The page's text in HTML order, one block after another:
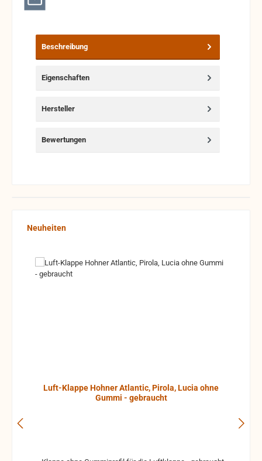
Beschreibung
Eigenschaften
Hersteller
Bewertungen
Produktgalerie überspringen
Neuheiten
Luft-Klappe Hohner Atlantic, Pirola, Lucia ohne
Gummi - gebraucht